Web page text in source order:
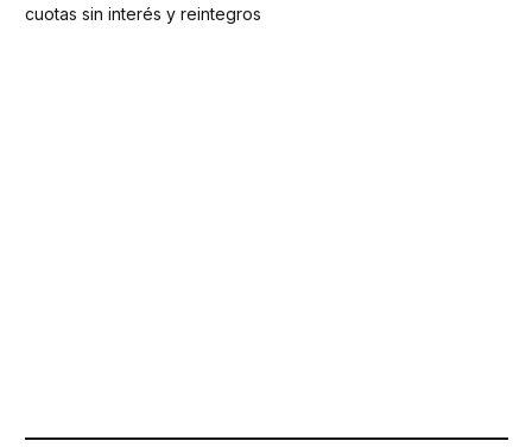
cuotas sin interés y reintegros